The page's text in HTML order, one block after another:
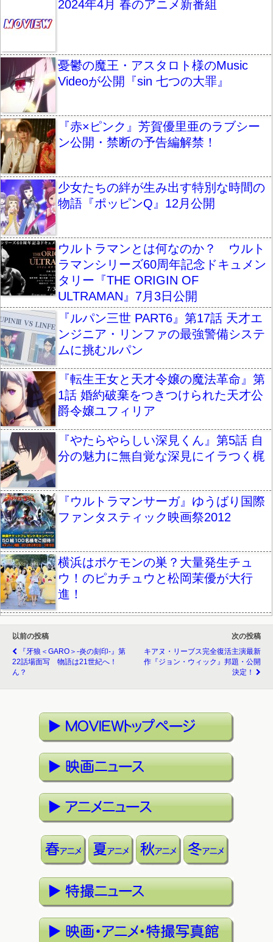
2024年4月 春のアニメ新番組
憂鬱の魔王・アスタロト様のMusic
Videoが公開『sin 七つの大罪』
『赤×ピンク』芳賀優里亜のラブシー
ン公開・禁断の予告編解禁！
少女たちの絆が生み出す特別な時間の
物語『ポッピンQ』12月公開
ウルトラマンとは何なのか？ ウルト
ラマンシリーズ60周年記念ドキュメン
タリー『THE ORIGIN OF
ULTRAMAN』7月3日公開
『ルパン三世 PART6』第17話 天才エ
ンジニア・リンファの最強警備システ
ムに挑むルパン
『転生王女と天才令嬢の魔法革命』第
1話 婚約破棄をつきつけられた天才公
爵令嬢ユフィリア
『やたらやらしい深見くん』第5話 自
分の魅力に無自覚な深見にイラつく梶
『ウルトラマンサーガ』ゆうばり国際
ファンタスティック映画祭2012
横浜はポケモンの巣？大量発生チュ
ウ！のピカチュウと松岡茉優が大行
進！
以前の投稿
『牙狼＜GARO＞-炎の刻印-』第
22話場面写 物語は21世紀へ！
ん？
次の投稿
キアヌ・リーブス完全復活主演最新
作『ジョン・ウィック』邦題・公開
決定！